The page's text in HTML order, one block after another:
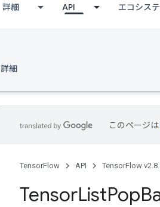
詳細 API エコシス
詳細
このページは
TensorFlow API TensorFlow
TensorListPop